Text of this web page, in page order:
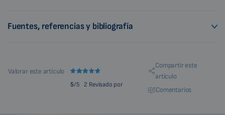
Fuentes, referencias y bibliografía
Valorar este artículo
5/5 2 Revisado por
Compartir este
artículo
Comentarios